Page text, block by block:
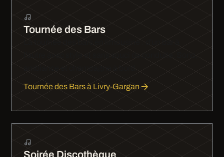
Tournée des Bars
Tournée des Bars à Livry-Gargan
Soirée Discothèque